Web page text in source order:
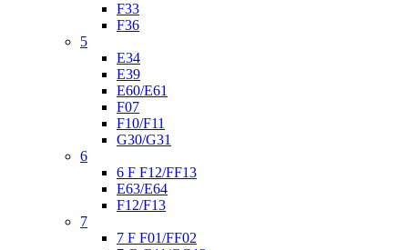
F33
F36
5
E34
E39
E60/E61
F07
F10/F11
G30/G31
6
6 F F12/FF13
E63/E64
F12/F13
7
7 F F01/FF02